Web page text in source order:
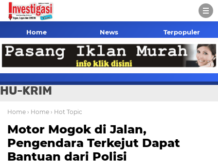
Home News Terpopuler
HU-KRIM
Home › Home › Hot Topic
Motor Mogok di Jalan,
Pengendara Terkejut Dapat
Bantuan dari Polisi